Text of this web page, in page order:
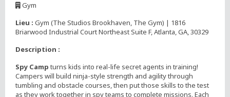
Gym
Lieu : Gym (The Studios Brookhaven, The Gym) | 1816
Briarwood Industrial Court Northeast Suite F, Atlanta, GA, 30329
Description :
Spy Camp turns kids into real-life secret agents in training!
Campers will build ninja-style strength and agility through
tumbling and obstacle courses, then put those skills to the test
as they work together in spy teams to complete missions. Each